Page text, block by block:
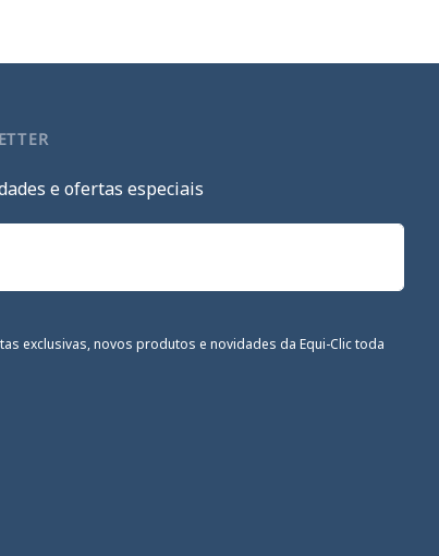
e ofertas especiais
exclusivas, novos produtos e novidades da Equi-Clic toda